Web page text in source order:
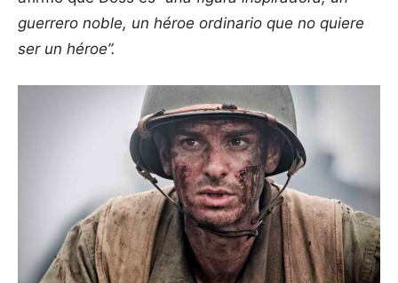
guerrero noble, un héroe ordinario que no quiere
ser un héroe”.